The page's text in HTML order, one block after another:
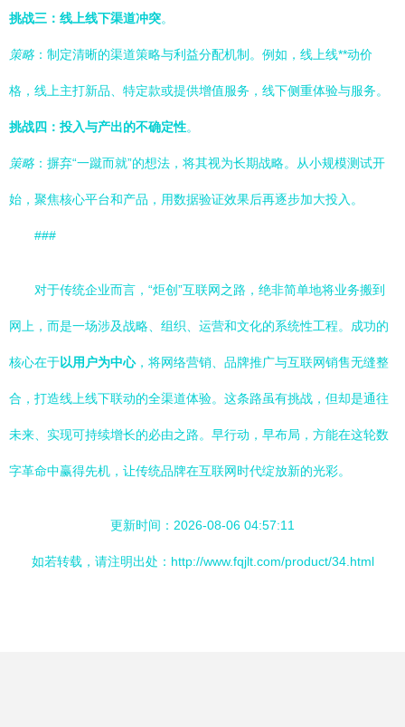
挑战三：线上线下渠道冲突。
策略 ：制定清晰的渠道策略与利益分配机制。例如，线上线**动价
格，线上主打新品、特定款或提供增值服务，线下侧重体验与服务。
挑战四：投入与产出的不确定性。
策略 ：摒弃“一蹴而就”的想法，将其视为长期战略。从小规模测试开
始，聚焦核心平台和产品，用数据验证效果后再逐步加大投入。
###
对于传统企业而言，“炬创”互联网之路，绝非简单地将业务搬到
网上，而是一场涉及战略、组织、运营和文化的系统性工程。成功的
核心在于以用户为中心，将网络营销、品牌推广与互联网销售无缝整
合，打造线上线下联动的全渠道体验。这条路虽有挑战，但却是通往
未来、实现可持续增长的必由之路。早行动，早布局，方能在这轮数
字革命中赢得先机，让传统品牌在互联网时代绽放新的光彩。
更新时间：2026-08-06 04:57:11
如若转载，请注明出处：http://www.fqjlt.com/product/34.html